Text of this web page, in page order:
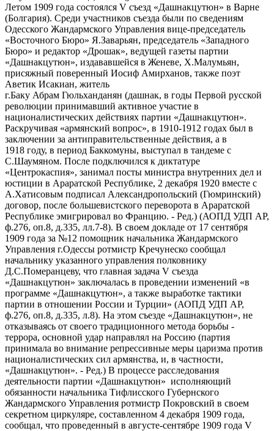
Летом 1909 года состоялся V съезд «Дашнакцутюн» в Варне
(Болгария). Среди участников съезда были по сведениям
Одесского Жандармского Управления вице-председатель
«Восточного Бюро» Я.Заварьян, председатель «Западного
Бюро» и редактор «Дрошак», ведущей газеты партии
«Дашнакцутюн», издававшейся в Женеве, Х.Малумьян,
присяжный поверенный Иосиф Амирханов, также поэт
Аветик Исакиан, житель
г.Баку Абрам Гюльханданян (дашнак, в годы Первой русской
революции принимавший активное участие в
националистических действиях партии «Дашнакцутюн».
Раскручивая «армянский вопрос», в 1910-1912 годах был в
заключении за антиправительственные действия, а в
1918 году, в период Баккомуны, выступал в тандеме с
С.Шаумяном. После подключился к диктатуре
«Центрокаспия», занимал посты министра внутренних дел и
юстиции в Араратской Республике, 2 декабря 1920 вместе с
А.Хатисовым подписал Александропольский (Гюмринский)
договор, после большевистского переворота в Араратской
Республике эмигрировал во Францию. - Ред.) (АОПД УДП АР,
ф.276, оп.8, д.335, лл.7-8). В своем докладе от 17 сентября
1909 года за №12 помощник начальника Жандармского
Управления г.Одессы ротмистр Кречунеско сообщал
начальнику указанного управления полковнику
Д.С.Померанцеву, что главная задача V съезда
«Дашнакцутюн» заключалась в проведении изменений «в
программе «Дашнакцутюн», а также выработке тактики
партии в отношении России и Турции» (АОПД УДП АР,
ф.276, оп.8, д.335, л.8). На этом съезде «Дашнакцутюн», не
отказываясь от своего традиционного метода борьбы -
террора, основной удар направлял на Россию (партия
принимала во внимание репрессивные меры царизма против
националистических сил армянства, и, в частности,
«Дашнакцутюн». - Ред.) В процессе расследования
деятельности партии «Дашнакцутюн» исполняющий
обязанности начальника Тифлисского Губернского
Жандармского Управления ротмистр Покровский в своем
секретном циркуляре, составленном 4 декабря 1909 года,
сообщал, что проведенный в августе-сентябре 1909 года V